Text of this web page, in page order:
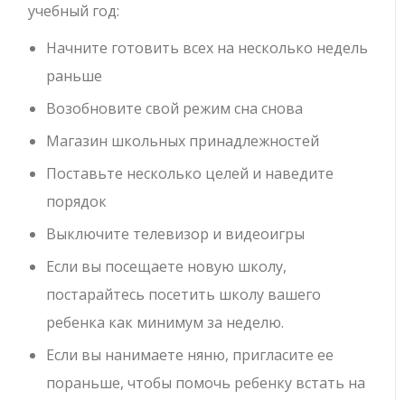
учебный год:
Начните готовить всех на несколько недель
раньше
Возобновите свой режим сна снова
Магазин школьных принадлежностей
Поставьте несколько целей и наведите
порядок
Выключите телевизор и видеоигры
Если вы посещаете новую школу,
постарайтесь посетить школу вашего
ребенка как минимум за неделю.
Если вы нанимаете няню, пригласите ее
пораньше, чтобы помочь ребенку встать на